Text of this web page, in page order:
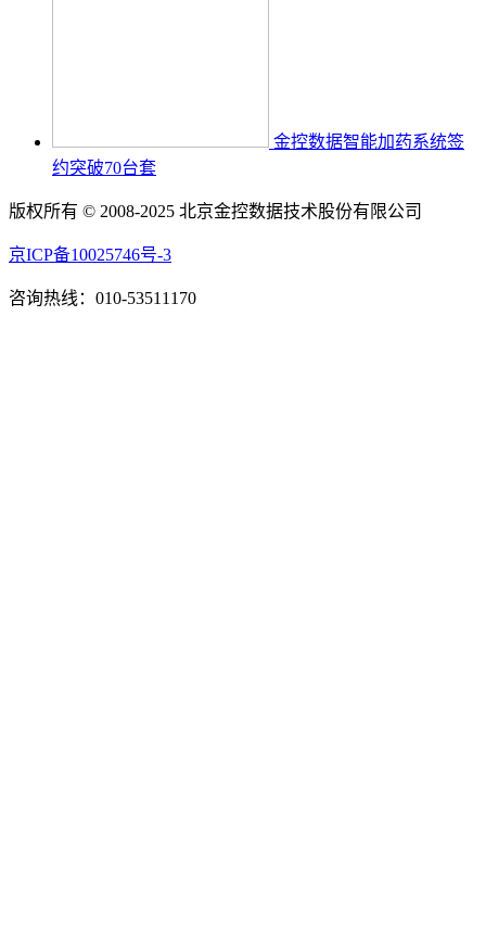
金控数据智能加药系统签
约突破70台套
版权所有 © 2008-2025 北京金控数据技术股份有限公司
京ICP备10025746号-3
咨询热线：010-53511170